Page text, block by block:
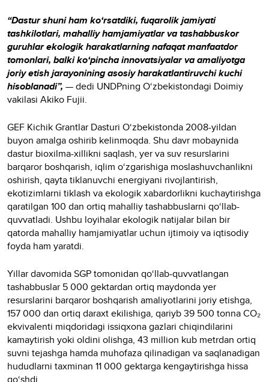
“Dastur shuni ham ko‘rsatdiki, fuqarolik jamiyati
tashkilotlari, mahalliy hamjamiyatlar va tashabbuskor
guruhlar ekologik harakatlarning nafaqat manfaatdor
tomonlari, balki ko‘pincha innovatsiyalar va amaliyotga
joriy etish jarayonining asosiy harakatlantiruvchi kuchi
hisoblanadi”, — dedi UNDPning O‘zbekistondagi Doimiy
vakilasi Akiko Fujii.
GEF Kichik Grantlar Dasturi O‘zbekistonda 2008-yildan
buyon amalga oshirib kelinmoqda. Shu davr mobaynida
dastur bioxilma-xillikni saqlash, yer va suv resurslarini
barqaror boshqarish, iqlim o‘zgarishiga moslashuvchanlikni
oshirish, qayta tiklanuvchi energiyani rivojlantirish,
ekotizimlarni tiklash va ekologik xabardorlikni kuchaytirishga
qaratilgan 100 dan ortiq mahalliy tashabbuslarni qo‘llab-
quvvatladi. Ushbu loyihalar ekologik natijalar bilan bir
qatorda mahalliy hamjamiyatlar uchun ijtimoiy va iqtisodiy
foyda ham yaratdi.
Yillar davomida SGP tomonidan qo‘llab-quvvatlangan
tashabbuslar 5 000 gektardan ortiq maydonda yer
resurslarini barqaror boshqarish amaliyotlarini joriy etishga,
157 000 dan ortiq daraxt ekilishiga, qariyb 39 500 tonna CO₂
ekvivalenti miqdoridagi issiqxona gazlari chiqindilarini
kamaytirish yoki oldini olishga, 43 million kub metrdan ortiq
suvni tejashga hamda muhofaza qilinadigan va saqlanadigan
hududlarni taxminan 11 000 gektarga kengaytirishga hissa